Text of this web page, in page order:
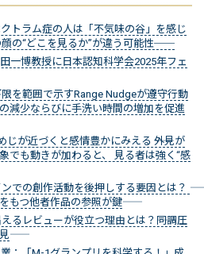
トラム症の人は「不気味の谷」を感じ
の“どこを見るか”が違う可能性──
一博教授に日本認知科学会2025年フェ
を範囲で示すRange Nudgeが遵守行動
少ならびに手洗い時間の増加を促進
じが近づくと感情豊かにみえる ――外見が
でも動きが加わると、 見る者は強く“感
での創作活動を後押しする要因とは？ ――
つ他者作品の参照が鍵――
るレビューが役立つ理由とは？――同調圧